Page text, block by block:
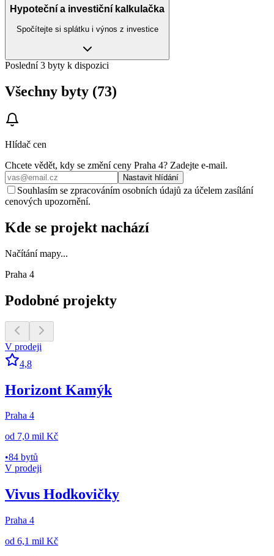
Hypoteční a investiční kalkulačka
Spočítejte si splátku i výnos z investice
Poslední 3 byty k dispozici
Všechny byty (73)
Hlídač cen
Chcete vědět, kdy se změní ceny Praha 4? Zadejte e‑mail.
Nastavit hlídání
Souhlasím se zpracováním osobních údajů za účelem zasílání
cenových upozornění.
Kde se projekt nachází
Načítání mapy...
Praha 4
Podobné projekty
V prodeji
4,8
Horizont Kamýk
Praha 4
od 7,0 mil Kč
•84 bytů
V prodeji
Vivus Hodkovičky
Praha 4
od 6,1 mil Kč